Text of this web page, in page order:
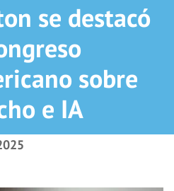
se destacó
sobre
e IA